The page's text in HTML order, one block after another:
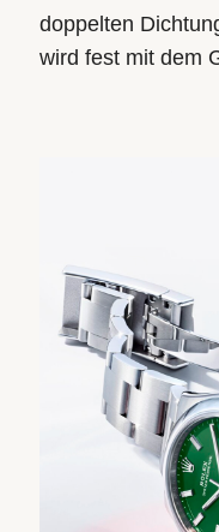
doppelten
wird fest mit dem